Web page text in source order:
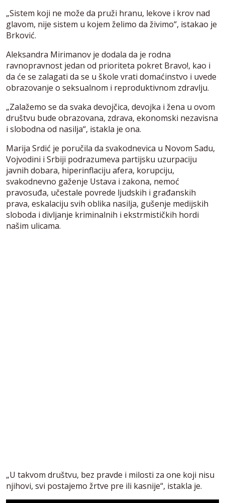
„Sistem koji ne može da pruži hranu, lekove i krov nad
glavom, nije sistem u kojem želimo da živimo“, istakao je
Brković.
Aleksandra Mirimanov je dodala da je rodna
ravnopravnost jedan od prioriteta pokret Bravo!, kao i
da će se zalagati da se u škole vrati domaćinstvo i uvede
obrazovanje o seksualnom i reproduktivnom zdravlju.
„Zalažemo se da svaka devojčica, devojka i žena u ovom
društvu bude obrazovana, zdrava, ekonomski nezavisna
i slobodna od nasilja“, istakla je ona.
Marija Srdić je poručila da svakodnevica u Novom Sadu,
Vojvodini i Srbiji podrazumeva partijsku uzurpaciju
javnih dobara, hiperinflaciju afera, korupciju,
svakodnevno gaženje Ustava i zakona, nemoć
pravosuđa, učestale povrede ljudskih i građanskih
prava, eskalaciju svih oblika nasilja, gušenje medijskih
sloboda i divljanje kriminalnih i ekstrmističkih hordi
našim ulicama.
„U takvom društvu, bez pravde i milosti za one koji nisu
njihovi, svi postajemo žrtve pre ili kasnije“, istakla je.